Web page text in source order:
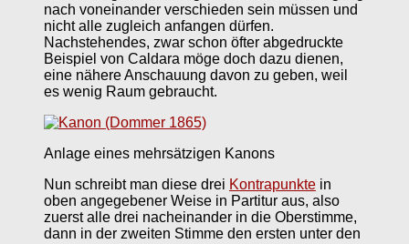
nach voneinander verschieden sein müssen und
nicht alle zugleich anfangen dürfen.
Nachstehendes, zwar schon öfter abgedruckte
Beispiel von Caldara möge doch dazu dienen,
eine nähere Anschauung davon zu geben, weil
es wenig Raum gebraucht.
Anlage eines mehrsätzigen Kanons
Nun schreibt man diese drei Kontrapunkte in
oben angegebener Weise in Partitur aus, also
zuerst alle drei nacheinander in die Oberstimme,
dann in der zweiten Stimme den ersten unter den